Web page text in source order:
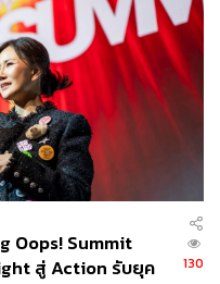
289
AUTHOR
จ
THE STANDARD WEALTH
ยนเกี่ยวกับเศรษฐกิจและการ
ทศ, ชื่นชอบการถ่ายทอดข้อมูล
ม่
Oops! Summit
สู่ Action รับยุค
130